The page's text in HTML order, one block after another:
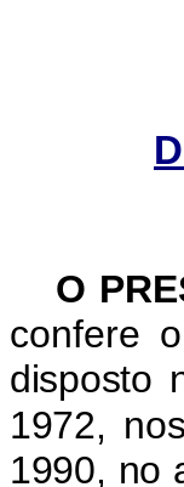
O
confere
disposto
1972,
1990, no